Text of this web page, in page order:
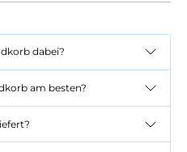
dabei?
am besten?